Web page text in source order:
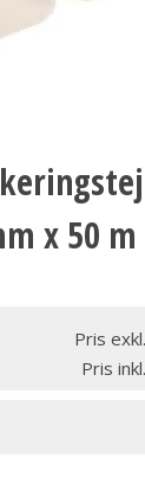
x 50 m
Pris exkl.
Pris inkl.